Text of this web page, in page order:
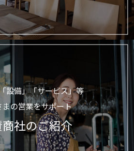
設備」「サービス」等
まの営業をサポート
社のご紹介